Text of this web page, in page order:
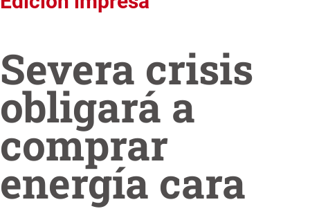
Severa crisis
obligará a
comprar
energía cara